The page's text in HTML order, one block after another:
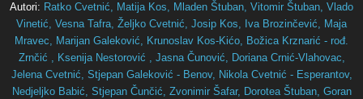
Autori: Ratko Cvetnić, Matija Kos, Mladen Štuban, Vitomir Štuban, Vlado
Vinetić, Vesna Tafra, Željko Cvetnić, Josip Kos, Iva Brozinčević, Maja
Mravec, Marijan Galeković, Krunoslav Kos-Kićo, Božica Krznarić - rođ.
Zrnčić , Ksenija Nestorović , Jasna Čunović, Doriana Crnić-Vlahovac,
Jelena Cvetnić, Stjepan Galeković - Benov, Nikola Cvetnić - Esperantov,
Nedjeljko Babić, Stjepan Čunčić, Zvonimir Šafar, Dorotea Štuban, Goran